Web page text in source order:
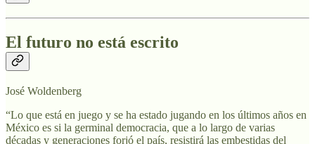
El futuro no está escrito
José Woldenberg
“Lo que está en juego y se ha estado jugando en los últimos años en
México es si la germinal democracia, que a lo largo de varias
décadas y generaciones forjó el país, resistirá las embestidas del